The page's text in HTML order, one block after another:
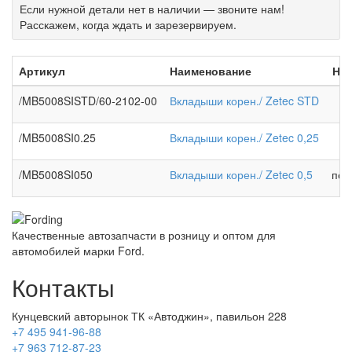
Если нужной детали нет в наличии — звоните нам!
Расскажем, когда ждать и зарезервируем.
Артикул Наименование
/MB5008SISTD/60-2102-00
Вкладыши корен./ Zetec STD
/MB5008SI0.25 Вкладыши корен./ Zetec 0,25
/MB5008SI050 Вкладыши корен./ Zetec 0,5
Качественные автозапчасти в розницу и оптом для
автомобилей марки Ford.
Контакты
Кунцевский авторынок ТК «Автоджин», павильон 228
+7 495 941-96-88
+7 963 712-87-23